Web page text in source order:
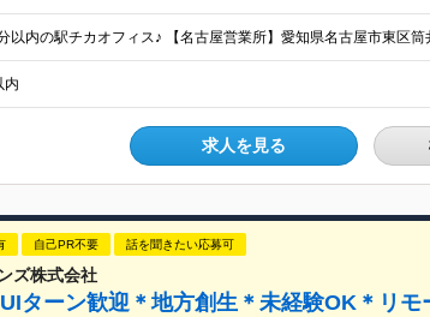
内
求人を見る
自己PR不要 話を聞きたい応募可
ズ株式会社
ターン歓迎＊地方創生＊未経験OK＊リモ